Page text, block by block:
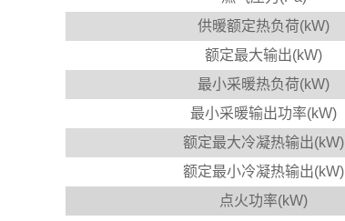
供暖额定热负荷(kW)
额定最大输出(kW)
最小采暖热负荷(kW)
最小采暖输出功率(kW)
额定最大冷凝热输出(kW)
额定最小冷凝热输出(kW)
点火功率(kW)